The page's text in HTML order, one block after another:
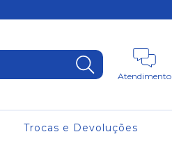
Atendimento
Trocas e Devoluções